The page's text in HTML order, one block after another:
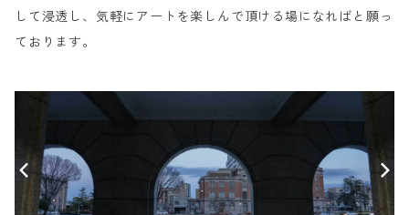
して浸透し、気軽にアートを楽しんで頂ける場になればと願っ
ております。